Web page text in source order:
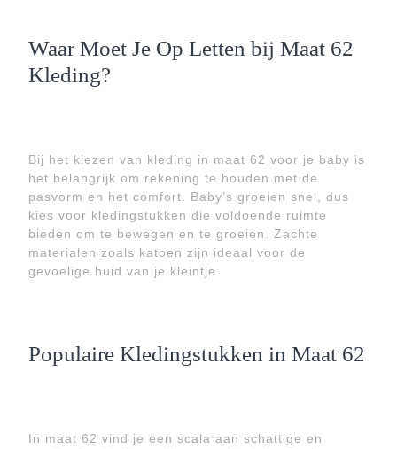
Waar Moet Je Op Letten bij Maat 62
Kleding?
Bij het kiezen van kleding in maat 62 voor je baby is
het belangrijk om rekening te houden met de
pasvorm en het comfort. Baby’s groeien snel, dus
kies voor kledingstukken die voldoende ruimte
bieden om te bewegen en te groeien. Zachte
materialen zoals katoen zijn ideaal voor de
gevoelige huid van je kleintje.
Populaire Kledingstukken in Maat 62
In maat 62 vind je een scala aan schattige en